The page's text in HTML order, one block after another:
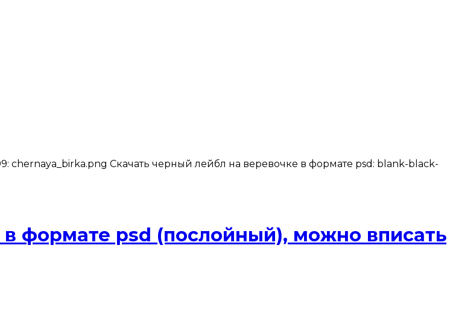
Скачать черный лейбл на веревочке в формате psd: blank-black-
формате psd (послойный), можно вписать